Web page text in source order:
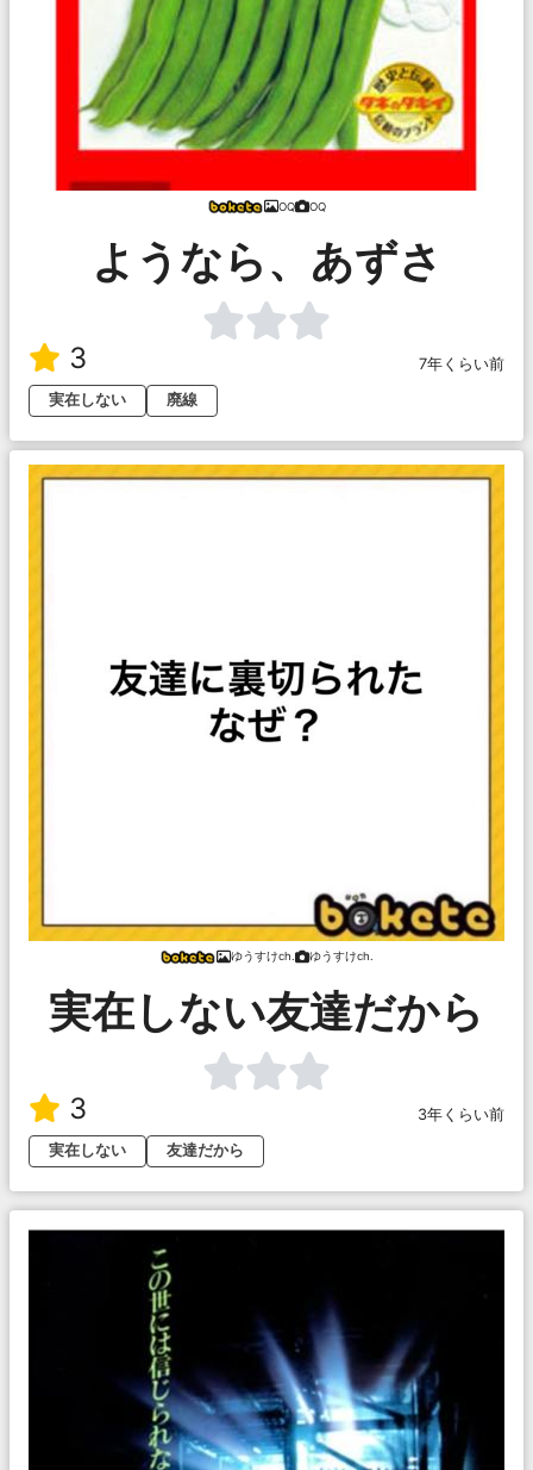
OQ OQ
ようなら、あずさ
3
7年くらい前
実在しない
廃線
ゆうすけch. ゆうすけch.
実在しない友達だから
3
3年くらい前
実在しない
友達だから